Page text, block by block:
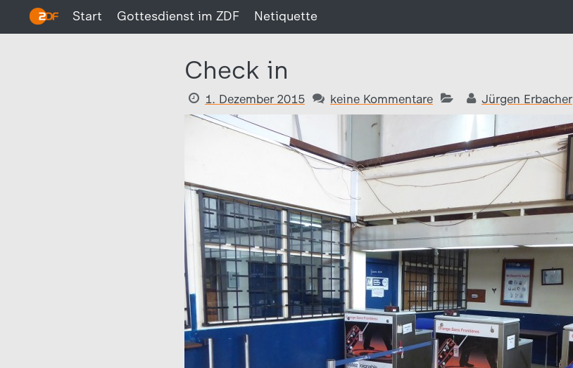
Start Gottesdienst im ZDF Netiquette
Check in
1. Dezember 2015 keine Kommentare Jürgen Erbacher